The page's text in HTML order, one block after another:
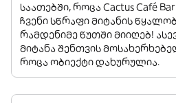
საათებში, როცა Cactus Café Bar
ჩვენი სწრაფი მიტანის
რამდენიმე წუთში მიიღებ!
მიტანა შენთვის
როცა ობიექტი დახურულია.